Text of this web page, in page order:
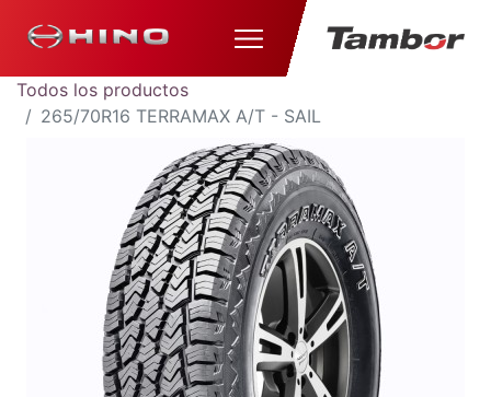
Todos los productos
265/70R16 TERRAMAX A/T - SAIL